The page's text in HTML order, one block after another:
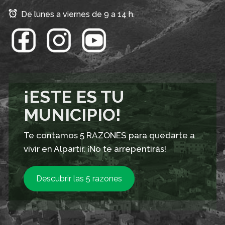
De lunes a viernes de 9 a 14 h.
¡ESTE ES TU
MUNICIPIO!
Te contamos 5 RAZONES para quedarte a
vivir en Alpartir. ¡No te arrepentirás!
Descubrir las 5 razones